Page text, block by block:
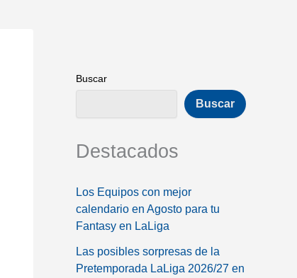
Buscar
Buscar
Destacados
Los Equipos con mejor
calendario en Agosto para tu
Fantasy en LaLiga
Las posibles sorpresas de la
Pretemporada LaLiga 2026/27 en